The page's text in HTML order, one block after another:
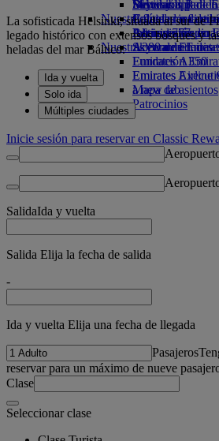
Bebidas
Nuestra flota
Boeing 777
A380 de
Emirates A350
Emirates
Mapa de asientos
Diversión para
Juguetes
Actividades para
Sostenibilidad
Política
Informes
Nuestras comunidades
Fundación
Emirates Airline
a new tab
Patrocinios
Skywards Rail
Calculadora de
Inicie sesión en
Skywards+
Móvil y app de
Cancelar o
Alteraciones en
Acerca de
La sofisticada Helsinki, situada al sur de
legado histórico con extensos bosques y
heladas del mar Báltico.
Ida y vuelta
Solo ida
Múltiples ciudades
Inicie sesión para reservar en Classic
SalidaIda y vuelta
Salida Elija la fecha de salida
-
Ida y vuelta Elija una fecha de llegada
Pasajeros
reservar para un máximo de nueve
Clase
Seleccionar clase